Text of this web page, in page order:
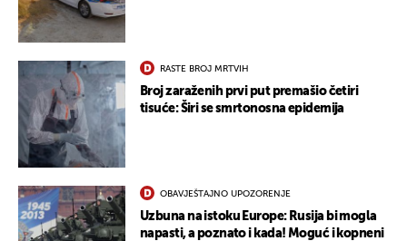
RASTE BROJ MRTVIH
Broj zaraženih prvi put premašio četiri
tisuće: Širi se smrtonosna epidemija
OBAVJEŠTAJNO UPOZORENJE
Uzbuna na istoku Europe: Rusija bi mogla
napasti, a poznato i kada! Moguć i kopneni